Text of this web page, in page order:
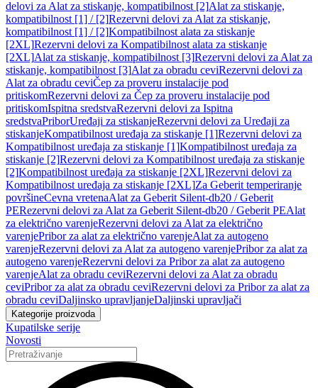
delovi za Alat za stiskanje, kompatibilnost [2]Alat za stiskanje,
kompatibilnost [1] / [2]Rezervni delovi za Alat za stiskanje,
kompatibilnost [1] / [2]Kompatibilnost alata za stiskanje
[2XL]Rezervni delovi za Kompatibilnost alata za stiskanje
[2XL]Alat za stiskanje, kompatibilnost [3]Rezervni delovi za Alat za
stiskanje, kompatibilnost [3]Alat za obradu ceviRezervni delovi za
Alat za obradu ceviČep za proveru instalacije pod
pritiskomRezervni delovi za Čep za proveru instalacije pod
pritiskomIspitna sredstvaRezervni delovi za Ispitna
sredstvaPriborUređaji za stiskanjeRezervni delovi za Uređaji za
stiskanjeKompatibilnost uređaja za stiskanje [1]Rezervni delovi za
Kompatibilnost uređaja za stiskanje [1]Kompatibilnost uređaja za
stiskanje [2]Rezervni delovi za Kompatibilnost uređaja za stiskanje
[2]Kompatibilnost uređaja za stiskanje [2XL]Rezervni delovi za
Kompatibilnost uređaja za stiskanje [2XL]Za Geberit temperiranje
površineCevna vretenaAlat za Geberit Silent-db20 / Geberit
PERezervni delovi za Alat za Geberit Silent-db20 / Geberit PEAlat
za električno varenjeRezervni delovi za Alat za električno
varenjePribor za alat za električno varenjeAlat za autogeno
varenjeRezervni delovi za Alat za autogeno varenjePribor za alat za
autogeno varenjeRezervni delovi za Pribor za alat za autogeno
varenjeAlat za obradu ceviRezervni delovi za Alat za obradu
ceviPribor za alat za obradu ceviRezervni delovi za Pribor za alat za
obradu ceviDaljinsko upravljanjeDaljinski upravljači
Kategorije proizvoda
Kupatilske serije
Novosti